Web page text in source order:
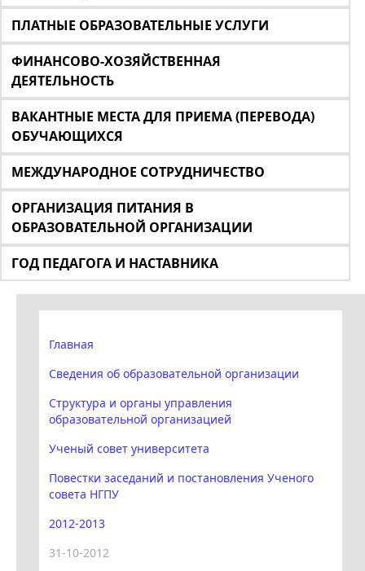
ПЛАТНЫЕ ОБРАЗОВАТЕЛЬНЫЕ УСЛУГИ
ФИНАНСОВО-ХОЗЯЙСТВЕННАЯ
ДЕЯТЕЛЬНОСТЬ
ВАКАНТНЫЕ МЕСТА ДЛЯ ПРИЕМА (ПЕРЕВОДА)
ОБУЧАЮЩИХСЯ
МЕЖДУНАРОДНОЕ СОТРУДНИЧЕСТВО
ОРГАНИЗАЦИЯ ПИТАНИЯ В
ОБРАЗОВАТЕЛЬНОЙ ОРГАНИЗАЦИИ
ГОД ПЕДАГОГА И НАСТАВНИКА
Главная
Сведения об образовательной организации
Структура и органы управления
образовательной организацией
Ученый совет университета
Повестки заседаний и постановления Ученого
совета НГПУ
2012-2013
31-10-2012